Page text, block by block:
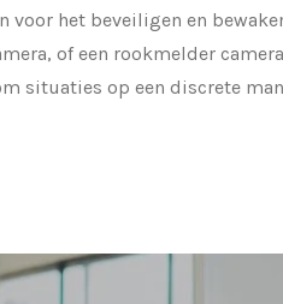
het beveiligen en
of een rookmelder
situaties op een discrete